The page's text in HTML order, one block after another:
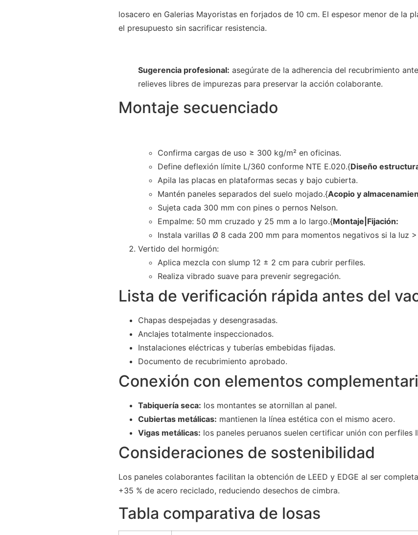
losacero en Galerias Mayoristas en forjados de 10 cm. El espesor menor de la
el presupuesto sin sacrificar resistencia.
Sugerencia profesional: asegúrate de la adherencia del recubrimiento
relieves libres de impurezas para preservar la acción colaborante.
Montaje secuenciado
Confirma cargas de uso ≥ 300 kg/m² en oficinas.
Define deflexión límite L/360 conforme NTE E.020.{Diseño
Apila las placas en plataformas secas y bajo cubierta.
Mantén paneles separados del suelo mojado.{Acopio y
Sujeta cada 300 mm con pines o pernos Nelson.
Empalme: 50 mm cruzado y 25 mm a lo largo.{Montaje|Fijación:
Instala varillas Ø 8 cada 200 mm para momentos negativos si la luz
Vertido del hormigón:
Aplica mezcla con slump 12 ± 2 cm para cubrir perfiles.
Realiza vibrado suave para prevenir segregación.
Lista de verificación rápida antes del
Chapas despejadas y desengrasadas.
Anclajes totalmente inspeccionados.
Instalaciones eléctricas y tuberías embebidas fijadas.
Documento de recubrimiento aprobado.
Conexión con elementos
Tabiquería seca: los montantes se atornillan al panel.
Cubiertas metálicas: mantienen la línea estética con el mismo acero.
Vigas metálicas: los paneles peruanos suelen certificar unión con perfiles
Consideraciones de sostenibilidad
Los paneles colaborantes facilitan la obtención de LEED y EDGE al ser
+35 % de acero reciclado, reduciendo desechos de cimbra.
Tabla comparativa de losas